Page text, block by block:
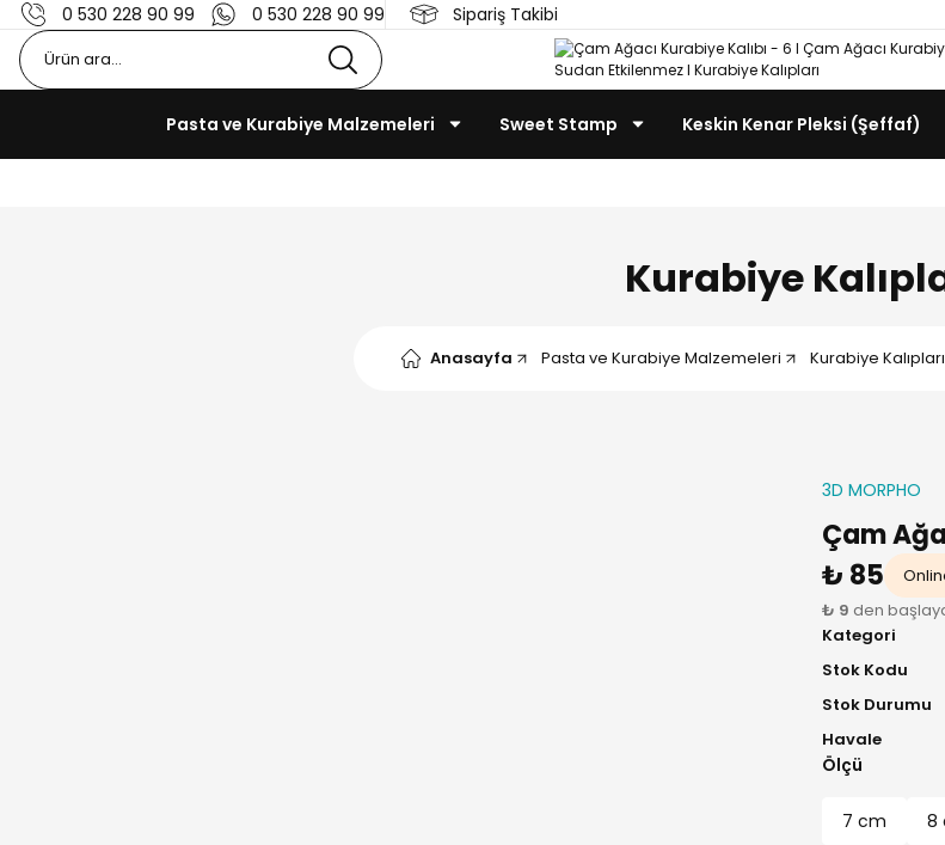
0 530 228 90 99 0 530 228 90 99 Sipariş Takibi
Pasta ve Kurabiye Malzemeleri Sweet Stamp Keskin Kenar Pleksi (Şeffaf)
Kurabiye
Anasayfa Pasta ve Kurabiye Malzemeleri Kurabiye Kalıpları
3D MORPHO
Çam
₺ 85
₺ 9 den
Kategori
Stok Kodu
Stok Durumu
Havale
Ölçü
7 cm 8